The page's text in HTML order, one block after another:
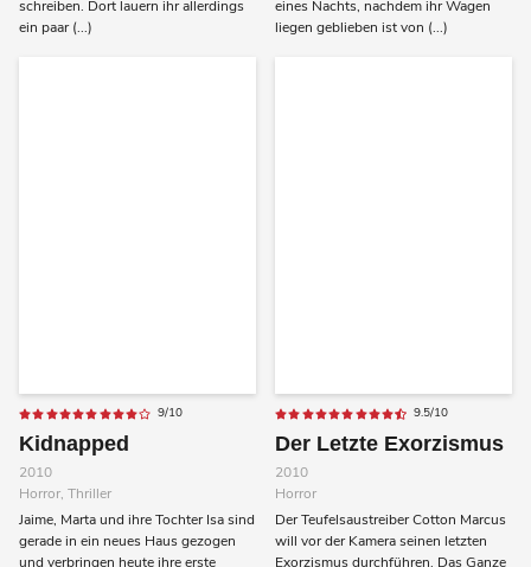
schreiben. Dort lauern ihr allerdings
ein paar (...)
eines Nachts, nachdem ihr Wagen
liegen geblieben ist von (...)
9/10
Kidnapped
2010
Horror, Thriller
Jaime, Marta und ihre Tochter Isa sind
gerade in ein neues Haus gezogen
und verbringen heute ihre erste
9.5/10
Der Letzte Exorzismus
2010
Horror
Der Teufelsaustreiber Cotton Marcus
will vor der Kamera seinen letzten
Exorzismus durchführen. Das Ganze